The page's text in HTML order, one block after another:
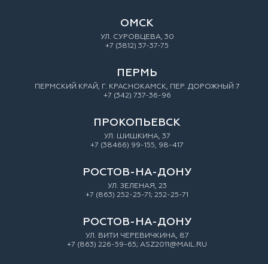
ОМСК
УЛ. СУРОВЦЕВА, 30
+7 (3812) 37-37-75
ПЕРМЬ
ПЕРМСКИЙ КРАЙ, Г. КРАСНОКАМСК, ПЕР. ДОРОЖНЫЙ 7
+7 (342) 737-36-96
ПРОКОПЬЕВСК
УЛ. ШИШКИНА, 37
+7 (38466) 99-155, 98-417
РОСТОВ-НА-ДОНУ
УЛ. ЗEЛEНAЯ, 23
+7 (863) 252-25-71; 252-25-71
РОСТОВ-НА-ДОНУ
УЛ. ВИТИ ЧЕРЕВИЧКИНА, 87
+7 (863) 226-59-65; ASZ2011@MAIL.RU